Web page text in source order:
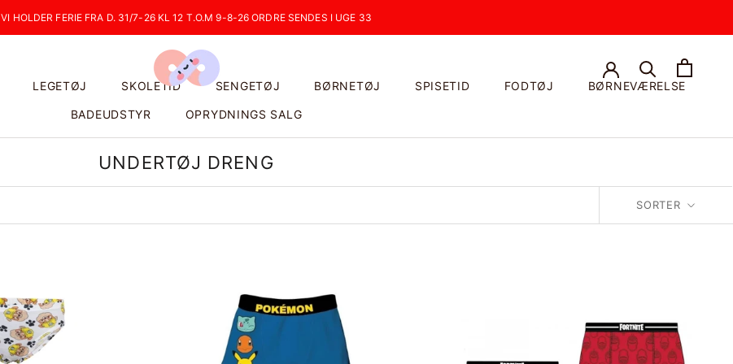
VI HOLDER FERIE FRA D. 31/7-26 KL 12 T.O.M 9-8-26 ORDRE SENDES I UGE 33
LEGETØJ SKOLETID SENGETØJ BØRNETØJ SPISETID FODTØJ BØRNEVÆRELSE
BADEUDSTYR OPRYDNINGS SALG
UNDERTØJ DRENG
SORTER